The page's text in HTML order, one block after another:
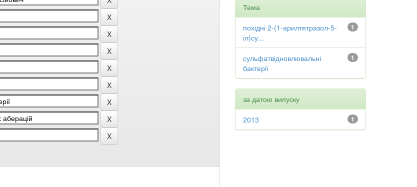
Тема
1
похідні 2-(1-арилтетразол-5-
іл)су...
1
сульфатвідновлювальні
бактерії
за датою випуску
1
2013